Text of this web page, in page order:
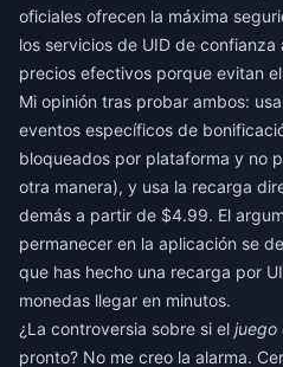
oficiales ofrecen la máxima
los servicios de UID de
precios efectivos porque evitan
Mi opinión tras probar ambos:
eventos específicos de
bloqueados por plataforma y no
otra manera), y usa la recarga
demás a partir de $4.99. El
permanecer en la aplicación se
que has hecho una recarga por
monedas llegar en minutos.
¿La controversia sobre si el juego
pronto? No me creo la alarma.